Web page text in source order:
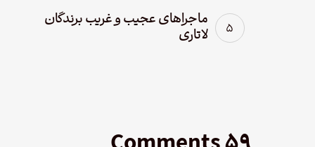
ماجراهای عجیب و غریب برندگان
لاتاری